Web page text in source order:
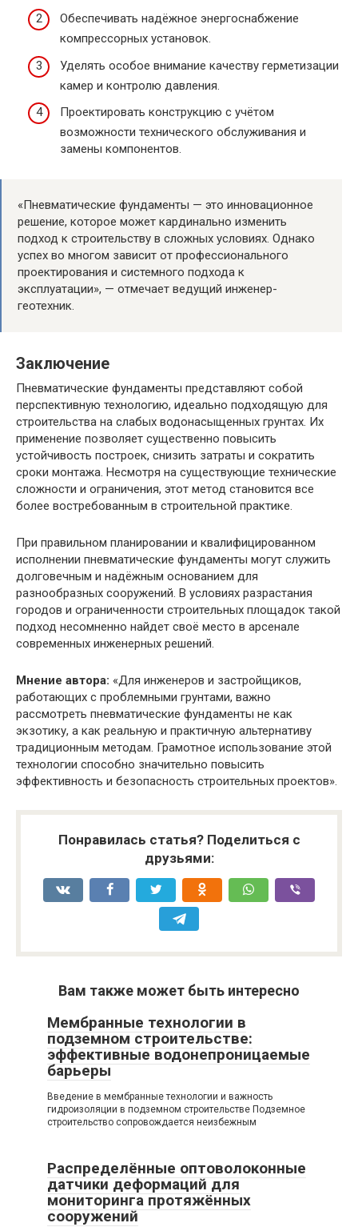
Обеспечивать надёжное энергоснабжение
компрессорных установок.
Уделять особое внимание качеству герметизации
камер и контролю давления.
Проектировать конструкцию с учётом
возможности технического обслуживания и
замены компонентов.
«Пневматические фундаменты — это инновационное
решение, которое может кардинально изменить
подход к строительству в сложных условиях. Однако
успех во многом зависит от профессионального
проектирования и системного подхода к
эксплуатации», — отмечает ведущий инженер-
геотехник.
Заключение
Пневматические фундаменты представляют собой
перспективную технологию, идеально подходящую для
строительства на слабых водонасыщенных грунтах. Их
применение позволяет существенно повысить
устойчивость построек, снизить затраты и сократить
сроки монтажа. Несмотря на существующие технические
сложности и ограничения, этот метод становится все
более востребованным в строительной практике.
При правильном планировании и квалифицированном
исполнении пневматические фундаменты могут служить
долговечным и надёжным основанием для
разнообразных сооружений. В условиях разрастания
городов и ограниченности строительных площадок такой
подход несомненно найдет своё место в арсенале
современных инженерных решений.
Мнение автора: «Для инженеров и застройщиков,
работающих с проблемными грунтами, важно
рассмотреть пневматические фундаменты не как
экзотику, а как реальную и практичную альтернативу
традиционным методам. Грамотное использование этой
технологии способно значительно повысить
эффективность и безопасность строительных проектов».
Понравилась статья? Поделиться с
друзьями:
Вам также может быть интересно
Мембранные технологии в
подземном строительстве:
эффективные водонепроницаемые
барьеры
Введение в мембранные технологии и важность
гидроизоляции в подземном строительстве Подземное
строительство сопровождается неизбежным
Распределённые оптоволоконные
датчики деформаций для
мониторинга протяжённых
сооружений